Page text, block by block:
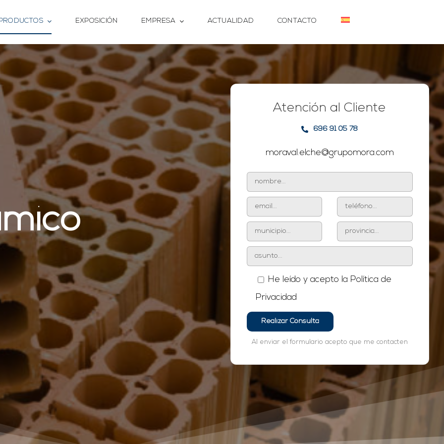
EXPOSICIÓN EMPRESA ACTUALIDAD CONTACTO
Atención al Cliente
696 91 05 78
moraval.elche@grupomora.com
He leído y acepto la Política de
Privacidad
Al enviar el formulario acepto que me contacten